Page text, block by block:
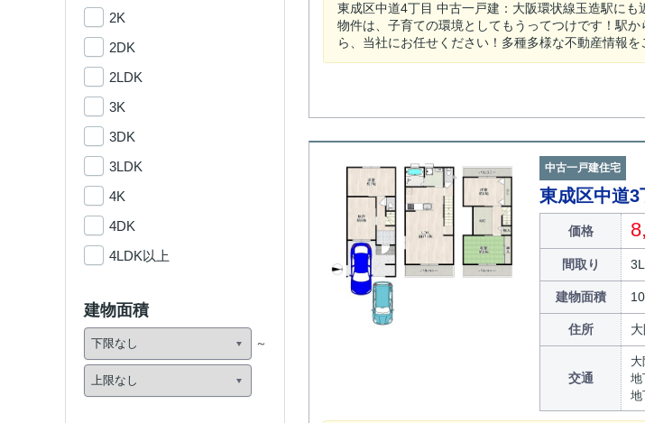
東成区中道4丁目 中古一戸建：大阪環状線玉造駅に
物件は、子育ての環境としてもうってつけです！駅
ら、当社にお任せください！多種多様な不動産情報
中古一戸建住宅
東成区中道
価格
間取り
建物面積
住所
交通
地
地
2K
2DK
2LDK
3K
3DK
3LDK
4K
4DK
4LDK以上
建物面積